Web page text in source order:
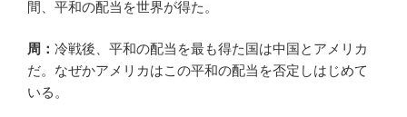
間、平和の配当を世界が得た。
周： 冷戦後、平和の配当を最も得た国は中国とアメリカ
だ。なぜかアメリカはこの平和の配当を否定しはじめて
いる。